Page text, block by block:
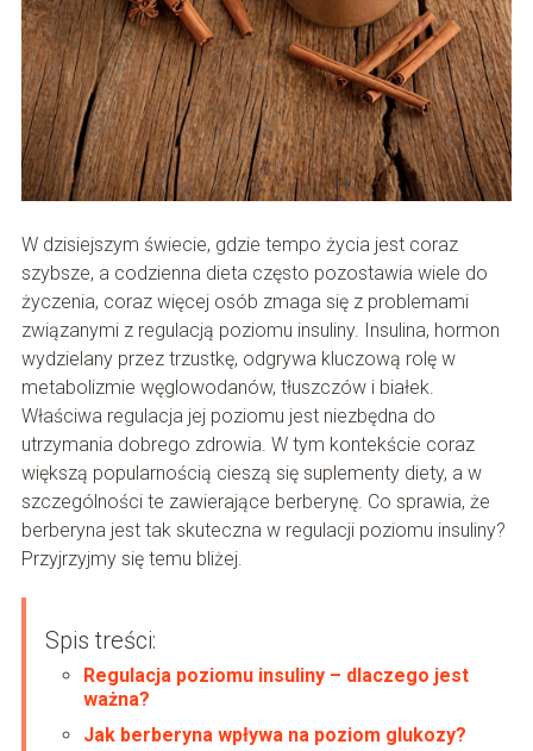
W dzisiejszym świecie, gdzie tempo życia jest coraz
szybsze, a codzienna dieta często pozostawia wiele do
życzenia, coraz więcej osób zmaga się z problemami
związanymi z regulacją poziomu insuliny. Insulina, hormon
wydzielany przez trzustkę, odgrywa kluczową rolę w
metabolizmie węglowodanów, tłuszczów i białek.
Właściwa regulacja jej poziomu jest niezbędna do
utrzymania dobrego zdrowia. W tym kontekście coraz
większą popularnością cieszą się suplementy diety, a w
szczególności te zawierające berberynę. Co sprawia, że
berberyna jest tak skuteczna w regulacji poziomu insuliny?
Przyjrzyjmy się temu bliżej.
Spis treści:
Regulacja poziomu insuliny – dlaczego jest
ważna?
Jak berberyna wpływa na poziom glukozy?